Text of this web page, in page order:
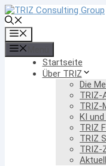
Zum
Inhalt
springen
Startseite
Über TRIZ
Die
TRIZ-
TRIZ-
KI
TRIZ
TRIZ
TRIZ-